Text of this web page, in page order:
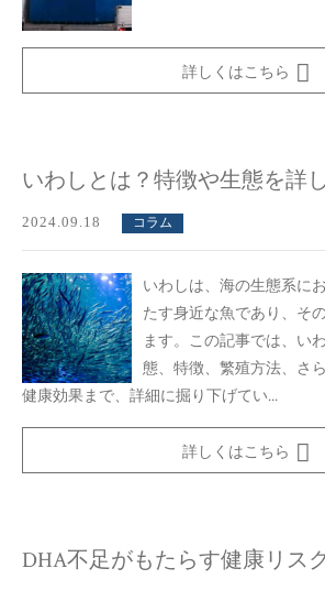
詳しくはこちら
いわしとは？特徴や生態を詳
2024.09.18 コラム
いわしは、海の生態系に
たす身近な魚であり、そ
ます。この記事では、い
態、特徴、繁殖方法、さ
健康効果まで、詳細に掘り下げてい...
詳しくはこちら
DHA不足がもたらす健康リス